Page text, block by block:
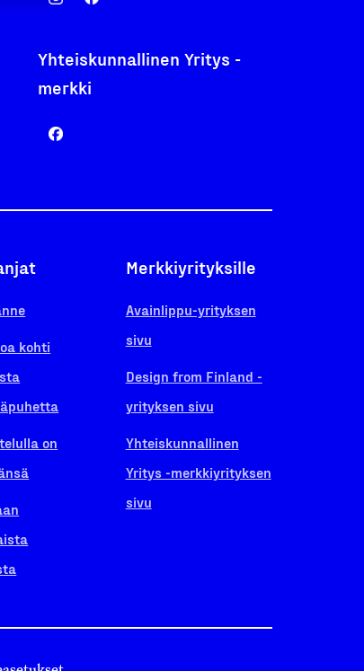
Yhteiskunnallinen Yritys -
merkki
kohti
on
Merkkiyrityksille
Avainlippu-yrityksen
sivu
Design from Finland -
yrityksen sivu
Yhteiskunnallinen
Yritys -merkkiyrityksen
sivu